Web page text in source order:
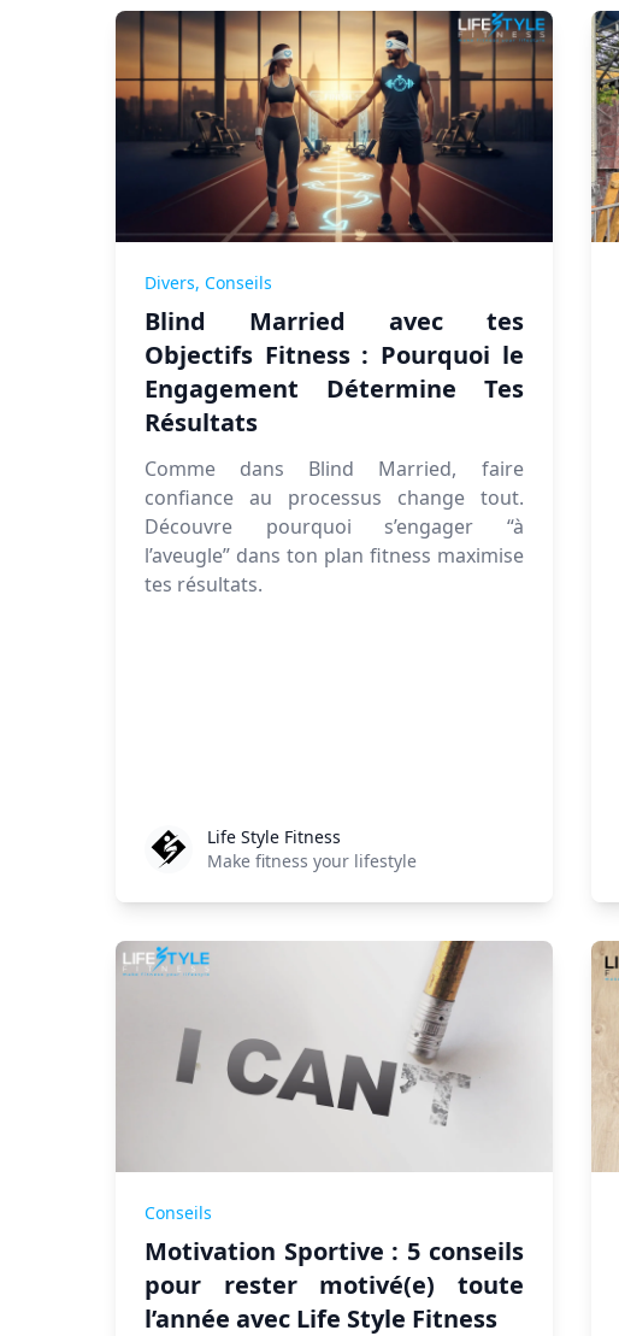
Divers, Conseils
Blind Married avec tes
Objectifs Fitness : Pourquoi le
Engagement Détermine Tes
Résultats
Comme dans Blind Married, faire
confiance au processus change tout.
Découvre pourquoi s’engager “à
l’aveugle” dans ton plan fitness maximise
tes résultats.
Life Style Fitness
Life Style Fitness
Make fitness your lifestyle
Conseils
Motivation Sportive : 5 conseils
pour rester motivé(e) toute
l’année avec Life Style Fitness